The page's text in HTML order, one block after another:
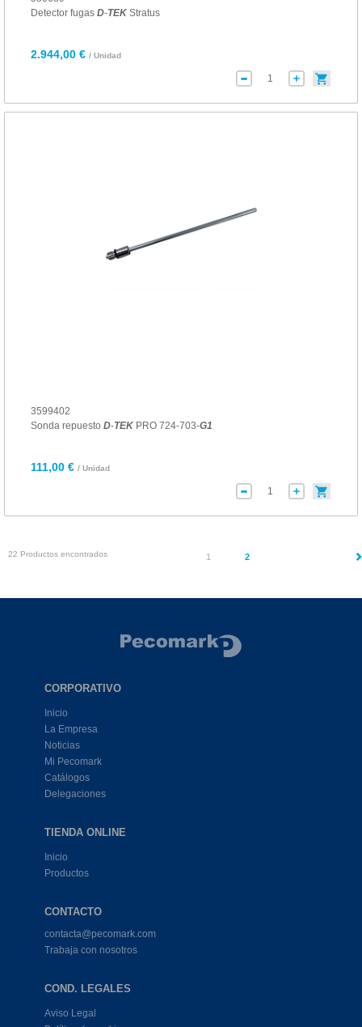
Detector fugas D-TEKStratus
2.944,00 € / Unidad
3599402
Sonda repuesto D-TEKPRO 724-703-G1
111,00 € / Unidad
22 Productos encontrados 1 2
CORPORATIVO
Inicio
La Empresa
Noticias
Mi Pecomark
Catálogos
Delegaciones
TIENDA ONLINE
Inicio
Productos
CONTACTO
contacta@pecomark.com
Trabaja con nosotros
COND. LEGALES
Aviso Legal